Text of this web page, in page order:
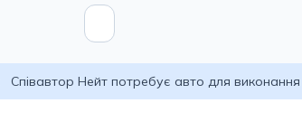
Співавтор Нейт потребує авто для